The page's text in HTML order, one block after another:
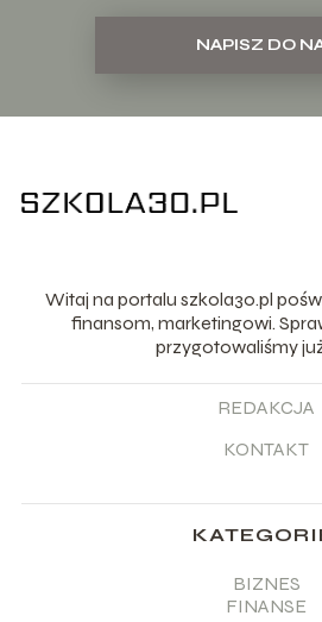
NAPISZ DO
Witaj na portalu szkola30.pl
finansom, marketingowi.
przygotowaliśmy
REDAKCJA
KONTAKT
BIZNES
FINANSE